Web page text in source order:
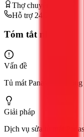
Thợ chuyên nghiệp
Hỗ trợ 24/7
Tóm tắt nhanh
Vấn đề
Tủ mát Panasonic
Giải pháp
Dịch vụ sửa tủ mát